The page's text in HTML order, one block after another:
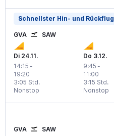
Schnellster Hin- und Rückflug
GVA SAW
Di 24.11.
14:15 -
19:20
Nonstop
3:05 Std.
Do 3.12.
9:45 -
11:00
Nonstop
3:15 Std.
GVA SAW